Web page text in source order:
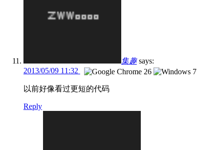
集趣 says:
2013/05/09 11:32
以前好像看过更短的代码
Reply